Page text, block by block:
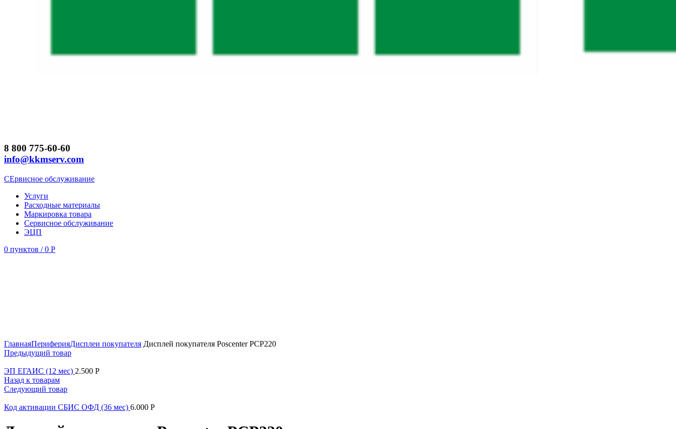
8 800 775-60-60
info@kkmserv.com
СЕрвисное обслуживание
Услуги
Расходные материалы
Маркировка товара
Сервисное обслуживание
ЭЦП
0 пунктов / 0 Р
ГлавнаяПериферияДисплеи покупателя Дисплей покупателя Poscenter PCP220
Предыдущий товар
ЭП ЕГАИС (12 мес) 2.500 Р
Назад к товарам
Следующий товар
Код активации СБИС ОФД (36 мес) 6.000 Р